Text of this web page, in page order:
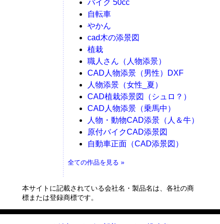
バイク 50cc
自転車
やかん
cad木の添景図
植栽
職人さん（人物添景）
CAD人物添景（男性）DXF
人物添景（女性_夏）
CAD植栽添景図（シュロ？）
CAD人物添景（乗馬中）
人物・動物CAD添景（人＆牛）
原付バイクCAD添景図
自動車正面（CAD添景図）
全ての作品を見る »
本サイトに記載されている会社名・製品名は、各社の商
標または登録商標です。